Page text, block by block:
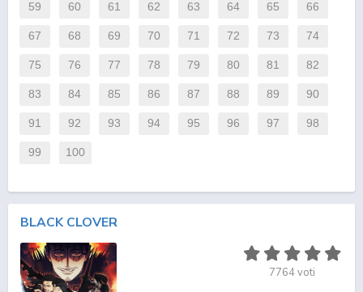
59 60 61 62 63 64 65 66
67 68 69 70 71 72 73 74
75 76 77 78 79 80 81 82
83 84 85 86 87 88 89 90
91 92 93 94 95 96 97 98
99 100
BLACK CLOVER
7764voti